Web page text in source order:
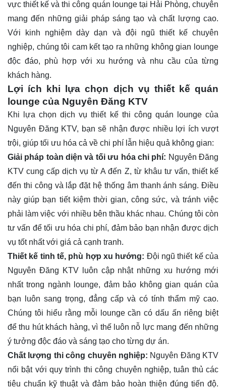
vực thiết kế và thi công quán lounge tại Hải Phòng, chuyên
mang đến những giải pháp sáng tạo và chất lượng cao.
Với kinh nghiệm dày dạn và đội ngũ thiết kế chuyên
nghiệp, chúng tôi cam kết tạo ra những không gian lounge
độc đáo, phù hợp với xu hướng và nhu cầu của từng
khách hàng.
Lợi ích khi lựa chọn dịch vụ thiết kế quán
lounge của Nguyên Đăng KTV
Khi lựa chọn dịch vụ thiết kế thi công quán lounge của
Nguyên Đăng KTV, bạn sẽ nhận được nhiều lợi ích vượt
trội, giúp tối ưu hóa cả về chi phí lẫn hiệu quả không gian:
Giải pháp toàn diện và tối ưu hóa chi phí: Nguyên Đăng
KTV cung cấp dịch vụ từ A đến Z, từ khâu tư vấn, thiết kế
đến thi công và lắp đặt hệ thống âm thanh ánh sáng. Điều
này giúp bạn tiết kiệm thời gian, công sức, và tránh việc
phải làm việc với nhiều bên thầu khác nhau. Chúng tôi còn
tư vấn để tối ưu hóa chi phí, đảm bảo bạn nhận được dịch
vụ tốt nhất với giá cả cạnh tranh.
Thiết kế tinh tế, phù hợp xu hướng: Đội ngũ thiết kế của
Nguyên Đăng KTV luôn cập nhật những xu hướng mới
nhất trong ngành lounge, đảm bảo không gian quán của
bạn luôn sang trọng, đẳng cấp và có tính thẩm mỹ cao.
Chúng tôi hiểu rằng mỗi lounge cần có dấu ấn riêng biệt
để thu hút khách hàng, vì thế luôn nỗ lực mang đến những
ý tưởng độc đáo và sáng tạo cho từng dự án.
Chất lượng thi công chuyên nghiệp: Nguyên Đăng KTV
nổi bật với quy trình thi công chuyên nghiệp, tuân thủ các
tiêu chuẩn kỹ thuật và đảm bảo hoàn thiện đúng tiến độ.